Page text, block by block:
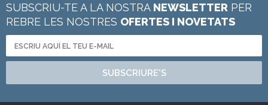
SUBSCRIU-TE A LA NOSTRA NEWSLETTER PER
REBRE LES NOSTRES OFERTES I NOVETATS
SUBSCRIURE'S